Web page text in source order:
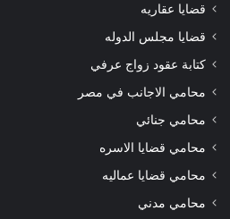
قضايا عقاريه
قضايا مجلس الدوله
كتابة عقود زواج عرفي
محامي الاجانب في مصر
محامي جنائي
محامي قضايا الاسره
محامي قضايا عماليه
محامي مدني